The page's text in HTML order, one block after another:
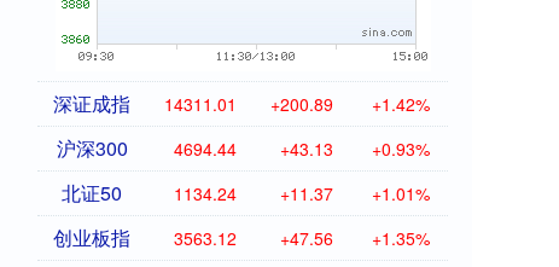
深证成指 14311.01 +200.89 +1.42%
沪深300 4694.44 +43.13 +0.93%
北证50 1134.24 +11.37 +1.01%
创业板指 3563.12 +47.56 +1.35%